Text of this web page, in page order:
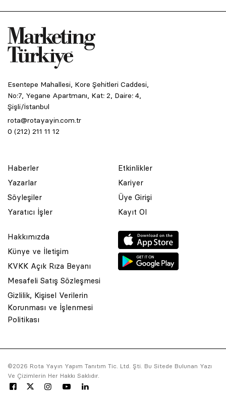
Esentepe Mahallesi, Kore Şehitleri Caddesi,
No:7, Yegane Apartmanı, Kat: 2, Daire: 4,
Şişli/İstanbul
rota@rotayayin.com.tr
0 (212) 211 11 12
Haberler
Yazarlar
Söyleşiler
Yaratıcı İşler
Etkinlikler
Kariyer
Üye Girişi
Kayıt Ol
Hakkımızda
Künye ve İletişim
KVKK Açık Rıza Beyanı
Mesafeli Satış Sözleşmesi
Gizlilik, Kişisel Verilerin
Korunması ve İşlenmesi
Politikası
©2026 Rota Yayın Yapım Tanıtım Tic. Ltd. Şti. Bu Sitede Bulunan Yazı
Ve Çizimlerin Her Hakkı Saklıdır.
© 2001 Rota Yayın Yapım Tanıtım Tic. Ltd. Şti. Bu Sitede Bulunan
Asquared WordPress Agencytarafından tasarlanmış ve